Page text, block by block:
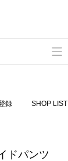
録 SHOP LIST
ドパンツ